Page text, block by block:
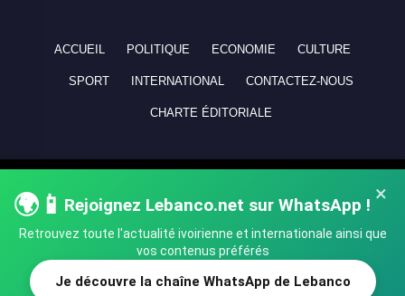
×
🌍📱 Rejoignez Lebanco.net sur WhatsApp !
Retrouvez toute l'actualité ivoirienne et internationale ainsi que
vos contenus préférés
Je découvre la chaîne WhatsApp de Lebanco
ACCUEIL POLITIQUE ECONOMIE CULTURE
SPORT INTERNATIONAL CONTACTEZ-NOUS
CHARTE ÉDITORIALE
réservés - All rights reserved.